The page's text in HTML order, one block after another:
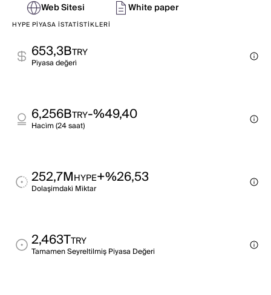
Web Sitesi White paper
HYPE PIYASA İSTATISTIKLERI
653,3BTRY
Pi̇yasa değeri̇
6,256BTRY-%49,40
Haci̇m (24 saat)
252,7MHYPE+%26,53
Dolaşimdaki̇ Mi̇ktar
2,463TTRY
Tamamen Seyreltilmiş Piyasa Değeri